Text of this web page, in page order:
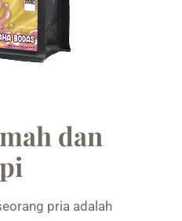
dan
pria adalah